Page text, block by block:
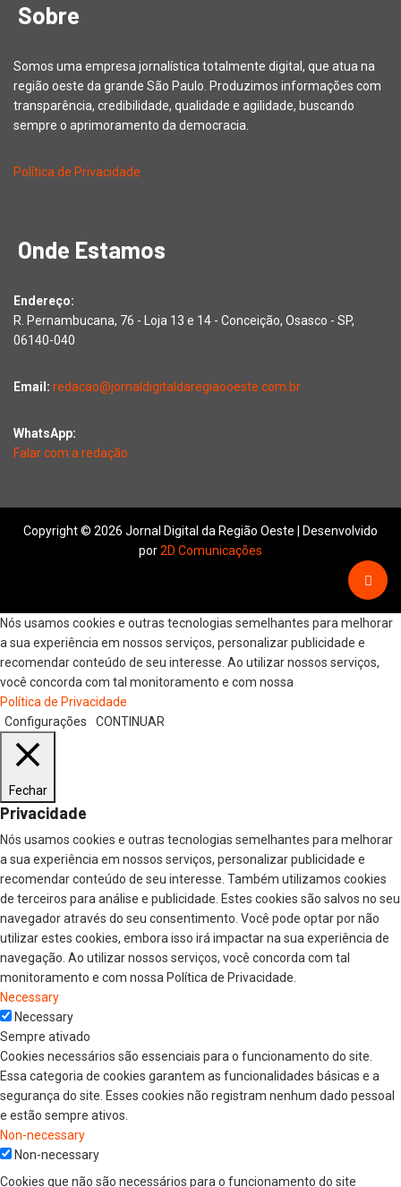
Sobre
Somos uma empresa jornalística totalmente digital, que atua na
região oeste da grande São Paulo. Produzimos informações com
transparência, credibilidade, qualidade e agilidade, buscando
sempre o aprimoramento da democracia.
Política de Privacidade
Onde Estamos
Endereço:
R. Pernambucana, 76 - Loja 13 e 14 - Conceição, Osasco - SP,
06140-040
Email: redacao@jornaldigitaldaregiaooeste.com.br
WhatsApp:
Falar com a redação
Copyright © 2026 Jornal Digital da Região Oeste | Desenvolvido
por2D Comunicações
Nós usamos cookies e outras tecnologias semelhantes para melhorar
a sua experiência em nossos serviços, personalizar publicidade e
recomendar conteúdo de seu interesse. Ao utilizar nossos serviços,
você concorda com tal monitoramento e com nossa
Política de Privacidade
Configurações
CONTINUAR
Fechar
Privacidade
Nós usamos cookies e outras tecnologias semelhantes para melhorar
a sua experiência em nossos serviços, personalizar publicidade e
recomendar conteúdo de seu interesse. Também utilizamos cookies
de terceiros para análise e publicidade. Estes cookies são salvos no seu
navegador através do seu consentimento. Você pode optar por não
utilizar estes cookies, embora isso irá impactar na sua experiência de
navegação. Ao utilizar nossos serviços, você concorda com tal
monitoramento e com nossa Política de Privacidade.
Necessary
Necessary
Sempre ativado
Cookies necessários são essenciais para o funcionamento do site.
Essa categoria de cookies garantem as funcionalidades básicas e a
segurança do site. Esses cookies não registram nenhum dado pessoal
e estão sempre ativos.
Non-necessary
Non-necessary
Cookies que não são necessários para o funcionamento do site